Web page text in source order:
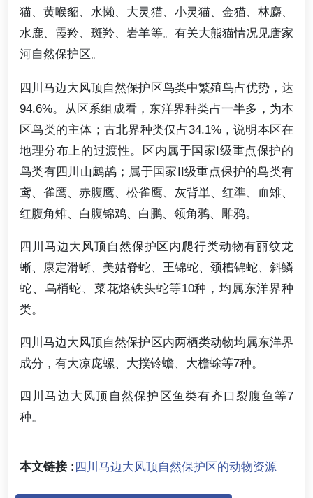
猫、黄喉貂、水懒、大灵猫、小灵猫、金猫、林麝、
水鹿、霞羚、斑羚、岩羊等。有关大熊猫情况见唐家
河自然保护区。
四川马边大风顶自然保护区鸟类中繁殖鸟占优势，达
94.6%。从区系组成看，东洋界种类占一半多，为本
区鸟类的主体；古北界种类仅占34.1%，说明本区在
地理分布上的过渡性。区内属于国家I级重点保护的
鸟类有四川山鹧鸪；属于国家II级重点保护的鸟类有
鸢、雀鹰、赤腹鹰、松雀鹰、灰背単、红準、血雉、
红腹角雉、白腹锦鸡、白鹏、领角鸦、雕鸦。
四川马边大风顶自然保护区内爬行类动物有丽纹龙
蜥、康定滑蜥、美姑脊蛇、王锦蛇、颈槽锦蛇、斜鱗
蛇、乌梢蛇、菜花烙铁头蛇等10种，均属东洋界种
类。
四川马边大风顶自然保护区内两栖类动物均属东洋界
成分，有大凉庞螺、大撲铃蟾、大檐蜍等7种。
四川马边大风顶自然保护区鱼类有齐口裂腹鱼等7
种。
本文链接 : 四川马边大风顶自然保护区的动物资源